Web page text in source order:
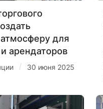
для
арендаторов
/ 30 июня 2025